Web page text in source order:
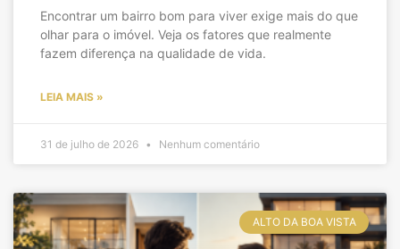
Encontrar um bairro bom para viver exige mais do que
olhar para o imóvel. Veja os fatores que realmente
fazem diferença na qualidade de vida.
LEIA MAIS »
31 de julho de 2026 Nenhum comentário
ALTO DA BOA VISTA